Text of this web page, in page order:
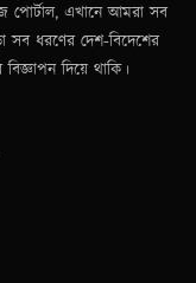
পোর্টাল, এখানে আমরা সব
সব ধরণের দেশ-বিদেশের
দিয়ে থাকি।